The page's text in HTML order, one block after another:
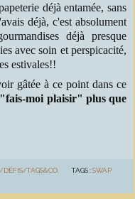
déjà entamée, sans
déjà, c'est absolument
déjà presque
avec soin et perspicacité,
estivales!!
gâtée à ce point dans ce
moi plaisir" plus que
TAGS&CO. TAGS :SWAP